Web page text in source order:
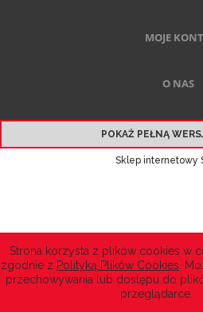
Strona korzysta z plików cookies w
zgodnie z Polityką Plików Cookies .
przechowywania lub dostępu do
przeglądarce.
MOJE
O NAS
POKAŻ PEŁNĄ
Sklep internetowy